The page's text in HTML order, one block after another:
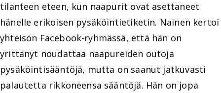
tilanteen eteen, kun naapurit ovat asettaneet
hänelle erikoisen pysäköintietiketin. Nainen kertoi
yhteisön Facebook-ryhmässä, että hän on
yrittänyt noudattaa naapureiden outoja
pysäköintisääntöjä, mutta on saanut jatkuvasti
palautetta rikkoneensa sääntöjä. Hän on jopa